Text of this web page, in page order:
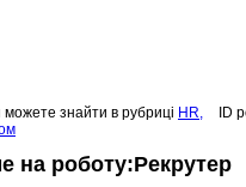
знайти в рубриці HR,
ID
на роботу:Рекрутер